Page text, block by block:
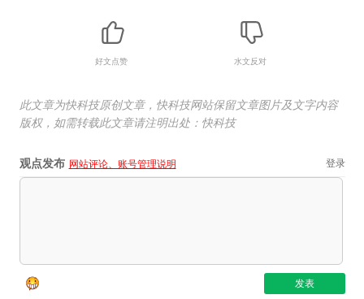
好文点赞 水文反对
此文章为快科技原创文章，快科技网站保留文章图片及文字内容
版权，如需转载此文章请注明出处：快科技
观点发布 网站评论、账号管理说明 登录